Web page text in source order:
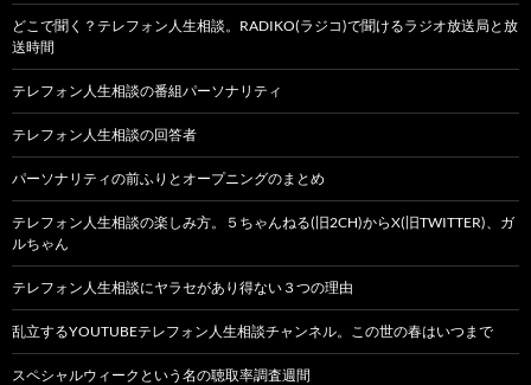
どこで聞く？テレフォン人生相談。RADIKO(ラジコ)で聞けるラジオ放送局と放
送時間
テレフォン人生相談の番組パーソナリティ
テレフォン人生相談の回答者
パーソナリティの前ふりとオープニングのまとめ
テレフォン人生相談の楽しみ方。５ちゃんねる(旧2CH)からX(旧TWITTER)、ガ
ルちゃん
テレフォン人生相談にヤラセがあり得ない３つの理由
乱立するYOUTUBEテレフォン人生相談チャンネル。この世の春はいつまで
スペシャルウィークという名の聴取率調査週間